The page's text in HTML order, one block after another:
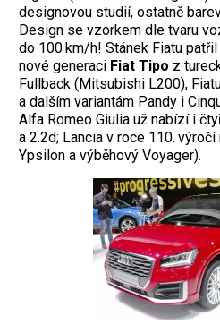
designovou studií, ostatně
Design se vzorkem dle tvaru
do 100 km/h! Stánek Fiatu
nové generaci Fiat Tipo z
Fullback (Mitsubishi L200),
a dalším variantám Pandy i
Alfa Romeo Giulia už nabízí i
a 2.2d; Lancia v roce 110.
Ypsilon a výběhový Voyager).